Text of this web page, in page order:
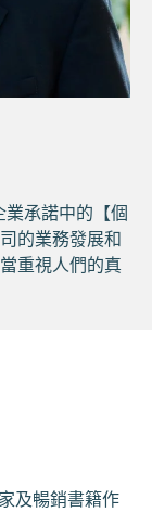
承諾中的【個
的業務發展和
重視人們的真
及暢銷書籍作